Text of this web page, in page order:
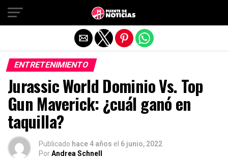
ENTRETENIMIENTO
Jurassic World Dominio Vs. Top
Gun Maverick: ¿cuál ganó en
taquilla?
Publicado hace 4 años el 6 junio, 2022
PorAndrea Schnell
Salir de la versión móvil